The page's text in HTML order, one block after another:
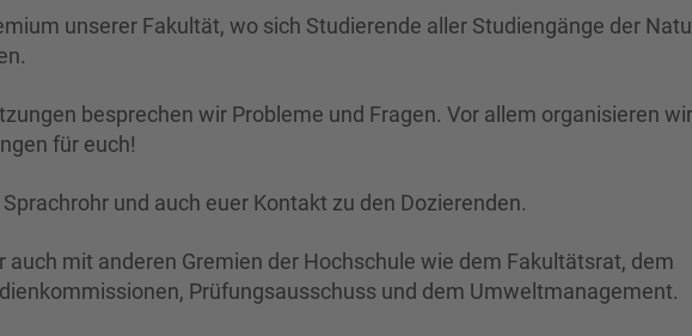
unserer Fakultät, wo sich Studierende aller Studiengänge der
besprechen wir Probleme und Fragen. Vor allem organisieren wir
für euch!
und auch euer Kontakt zu den Dozierenden.
auch mit anderen Gremien der Hochschule wie dem Fakultätsrat, dem
Prüfungsausschuss und dem Umweltmanagement.